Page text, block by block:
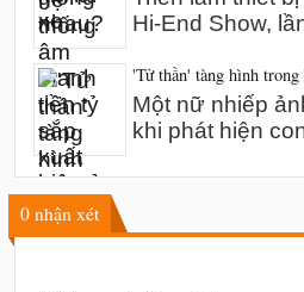
Hi-End Show,
'Tử thần' tàng hình
Một nữ nhiếp
khi phát hiện
0 nhận xét